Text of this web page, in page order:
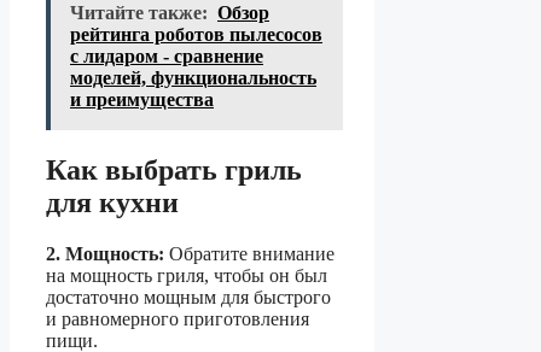
Читайте также: Обзор
рейтинга роботов пылесосов
с лидаром - сравнение
моделей, функциональность
и преимущества
Как выбрать гриль
для кухни
2. Мощность: Обратите внимание
на мощность гриля, чтобы он был
достаточно мощным для быстрого
и равномерного приготовления
пищи.